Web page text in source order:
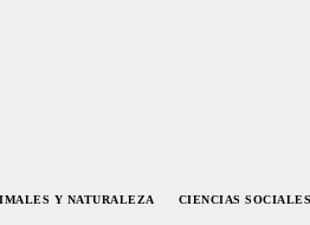
Y NATURALEZA CIENCIAS SOCIALES